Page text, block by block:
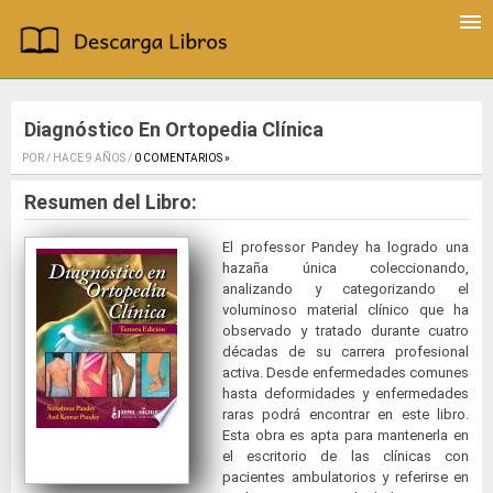
Diagnóstico En Ortopedia Clínica
POR / HACE 9 AÑOS / 0 COMENTARIOS ».
Resumen del Libro:
El professor Pandey ha logrado una
hazaña única coleccionando,
analizando y categorizando el
voluminoso material clínico que ha
observado y tratado durante cuatro
décadas de su carrera profesional
activa. Desde enfermedades comunes
hasta deformidades y enfermedades
raras podrá encontrar en este libro.
Esta obra es apta para mantenerla en
el escritorio de las clínicas con
pacientes ambulatorios y referirse en